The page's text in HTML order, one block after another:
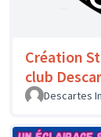
Création
club
Descartes